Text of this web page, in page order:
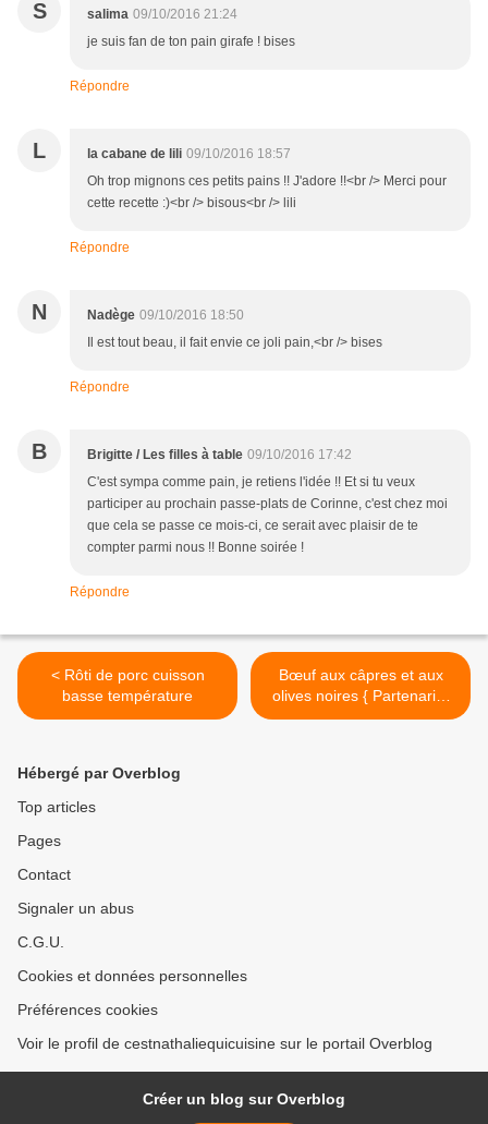
S salima 09/10/2016 21:24
je suis fan de ton pain girafe ! bises
Répondre
L la cabane de lili 09/10/2016 18:57
Oh trop mignons ces petits pains !! J'adore !!<br /> Merci pour
cette recette :)<br /> bisous<br /> lili
Répondre
N Nadège 09/10/2016 18:50
Il est tout beau, il fait envie ce joli pain,<br /> bises
Répondre
B Brigitte / Les filles à table 09/10/2016 17:42
C'est sympa comme pain, je retiens l'idée !! Et si tu veux
participer au prochain passe-plats de Corinne, c'est chez moi
que cela se passe ce mois-ci, ce serait avec plaisir de te
compter parmi nous !! Bonne soirée !
Répondre
< Rôti de porc cuisson
basse température
Bœuf aux câpres et aux
olives noires { Partenariat
Huilerie Richard} >
Hébergé par Overblog
Top articles
Pages
Contact
Signaler un abus
C.G.U.
Cookies et données personnelles
Préférences cookies
Voir le profil de cestnathaliequicuisine sur le portail Overblog
Créer un blog sur Overblog